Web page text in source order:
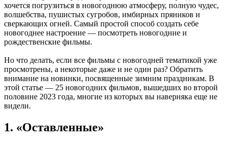
хочется погрузиться в новогоднюю атмосферу, полную чудес,
волшебства, пушистых сугробов, имбирных пряников и
сверкающих огней. Самый простой способ создать себе
новогоднее настроение — посмотреть новогодние и
рождественские фильмы.
Но что делать, если все фильмы с новогодней тематикой уже
просмотрены, а некоторые даже и не один раз? Обратить
внимание на новинки, посвященные зимним праздникам. В
этой статье — 25 новогодних фильмов, вышедших во второй
половине 2023 года, многие из которых вы наверняка еще не
видели.
1. «Оставленные»